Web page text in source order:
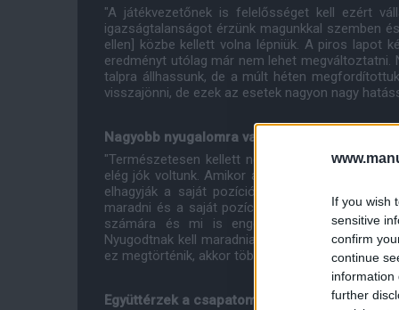
If you wish
sensitive
confirm
continue
information
further
"A játékvezetőnek is felelősséget kell ezért
igazságtalanságot érzünk magunkkal szemben
ellen] közbe kellett volna lépniük. A piros lapot
eredményt utólag már nem lehet megváltoztatni.
talpra állhassunk, de a múlt héten
visszajönni, de ezek az esetek nagyon nagy
Nagyobb nyugalomra van szükség
"Természetesen kellett némi változtatást
elég jók voltunk. Amikor a mérkőzés csak megy
elhagyják a saját pozíciójukat, akkor ez a
maradni és a saját pozíciódat megőrizni. Ha
számára és mi is engedélyeztünk számukra
Nyugodtnak kell maradnia a mérkőzés során,
ez megtörténik, akkor több helyzetet tudunk
Együttérzek a csapatommal